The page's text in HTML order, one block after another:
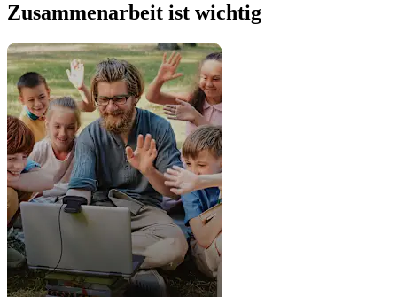
Zusammenarbeit ist wichtig